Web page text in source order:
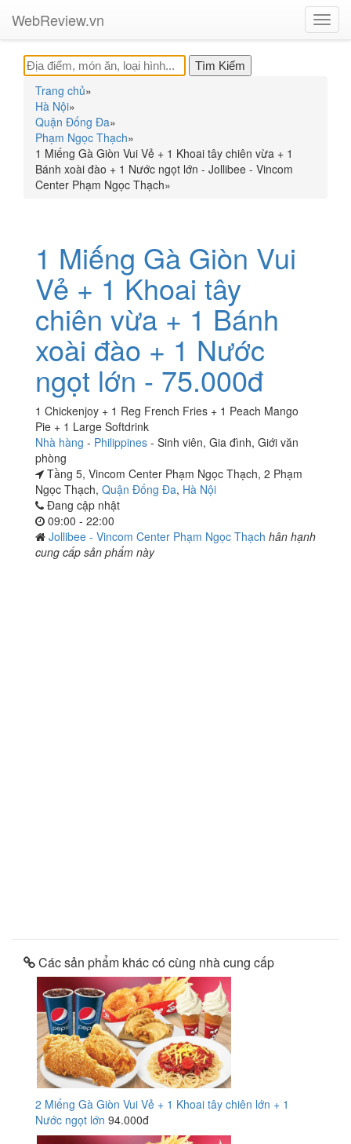
WebReview.vn
Trang chủ»
Hà Nội»
Quận Đống Đa»
Phạm Ngọc Thạch»
1 Miếng Gà Giòn Vui Vẻ + 1 Khoai tây chiên vừa + 1
Bánh xoài đào + 1 Nước ngọt lớn - Jollibee - Vincom
Center Phạm Ngọc Thạch»
1 Miếng Gà Giòn Vui
Vẻ + 1 Khoai tây
chiên vừa + 1 Bánh
xoài đào + 1 Nước
ngọt lớn - 75.000đ
1 Chickenjoy + 1 Reg French Fries + 1 Peach Mango
Pie + 1 Large Softdrink
Nhà hàng - Philippines - Sinh viên, Gia đình, Giới văn
phòng
Tầng 5, Vincom Center Phạm Ngọc Thạch, 2 Phạm
Ngọc Thạch, Quận Đống Đa, Hà Nội
Đang cập nhật
09:00 - 22:00
Jollibee - Vincom Center Phạm Ngọc Thạch hân hạnh
cung cấp sản phẩm này
Các sản phẩm khác có cùng nhà cung cấp
2 Miếng Gà Giòn Vui Vẻ + 1 Khoai tây chiên lớn + 1
Nước ngọt lớn 94.000đ